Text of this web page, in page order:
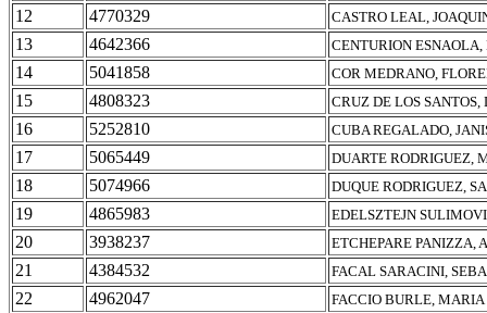
12 4770329 CASTRO LEAL,
13 4642366 CENTURION
14 5041858 COR MEDRANO,
15 4808323 CRUZ DE LOS
16 5252810 CUBA REGALADO,
17 5065449 DUARTE RODRIGUEZ,
18 5074966 DUQUE RODRIGUEZ,
19 4865983 EDELSZTEJN
20 3938237 ETCHEPARE PANIZZA,
21 4384532 FACAL SARACINI,
22 4962047 FACCIO BURLE,